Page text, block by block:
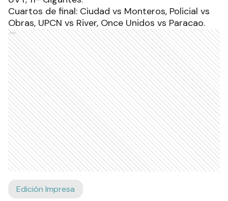
Cuartos de final: Ciudad vs Monteros, Policial vs
Obras, UPCN vs River, Once Unidos vs Paracao.
Ads
Edición Impresa